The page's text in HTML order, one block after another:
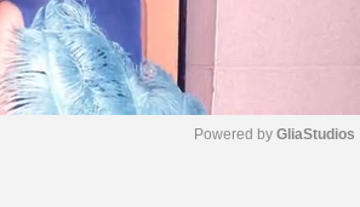
Powered by GliaStudios